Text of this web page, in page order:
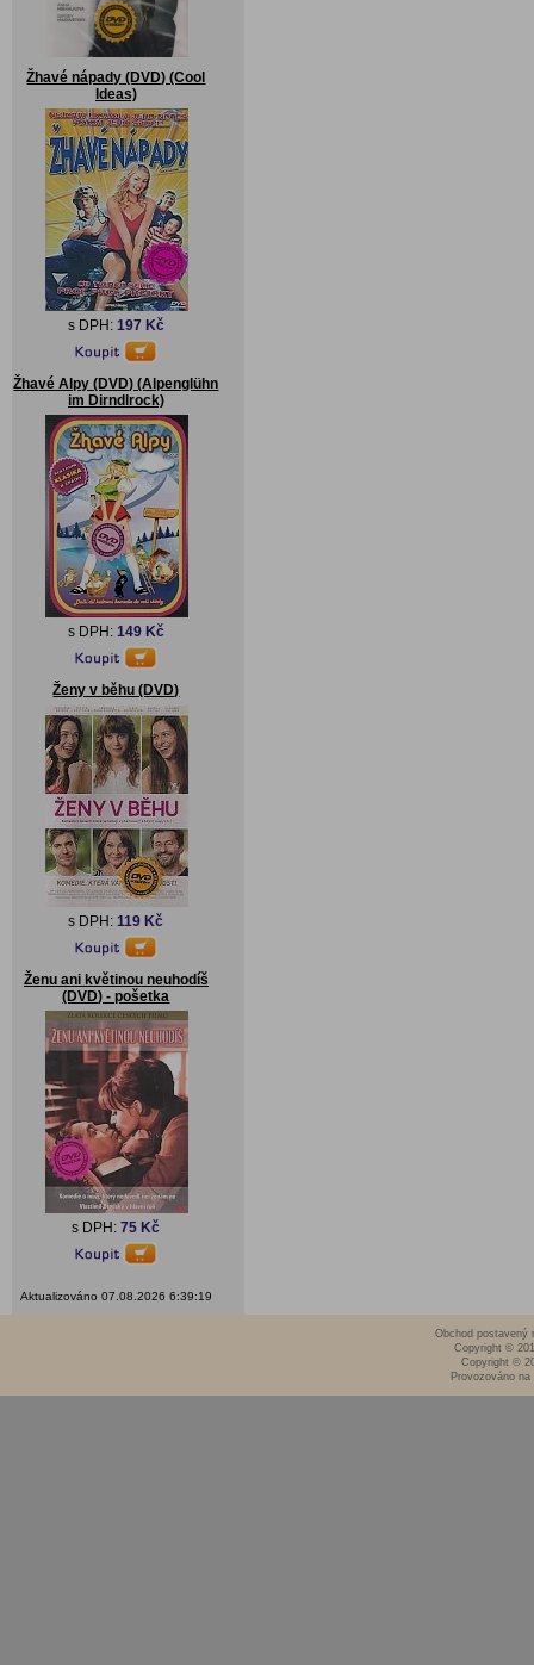
Žhavé nápady (DVD) (Cool
Ideas)
s DPH: 197 Kč
Žhavé Alpy (DVD) (Alpenglühn
im Dirndlrock)
s DPH: 149 Kč
Ženy v běhu (DVD)
s DPH:119 Kč
Ženu ani květinou neuhodíš
(DVD) - pošetka
s DPH:75 Kč
Aktualizováno 07.08.2026 6:39:19
Obchod postavený
Copyright ©
Copyright ©
Provozováno